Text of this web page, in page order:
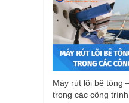
Máy rút lõi bê tông
trong các công